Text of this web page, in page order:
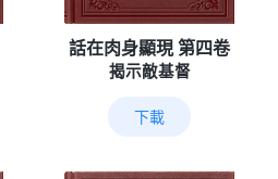
話在肉身顯現 第四卷
揭示敵基督
下載